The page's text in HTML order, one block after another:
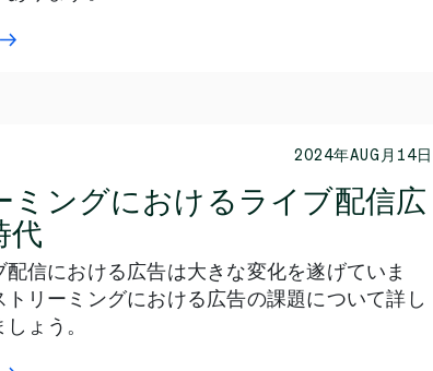
2024年AUG月14日
ミングにおけるライブ配信広
代
信における広告は大きな変化を遂げていま
リーミングにおける広告の課題について詳し
ょう。